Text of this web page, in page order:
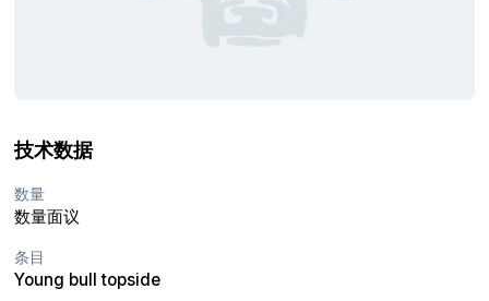
技术数据
数量
数量面议
条目
Young bull topside